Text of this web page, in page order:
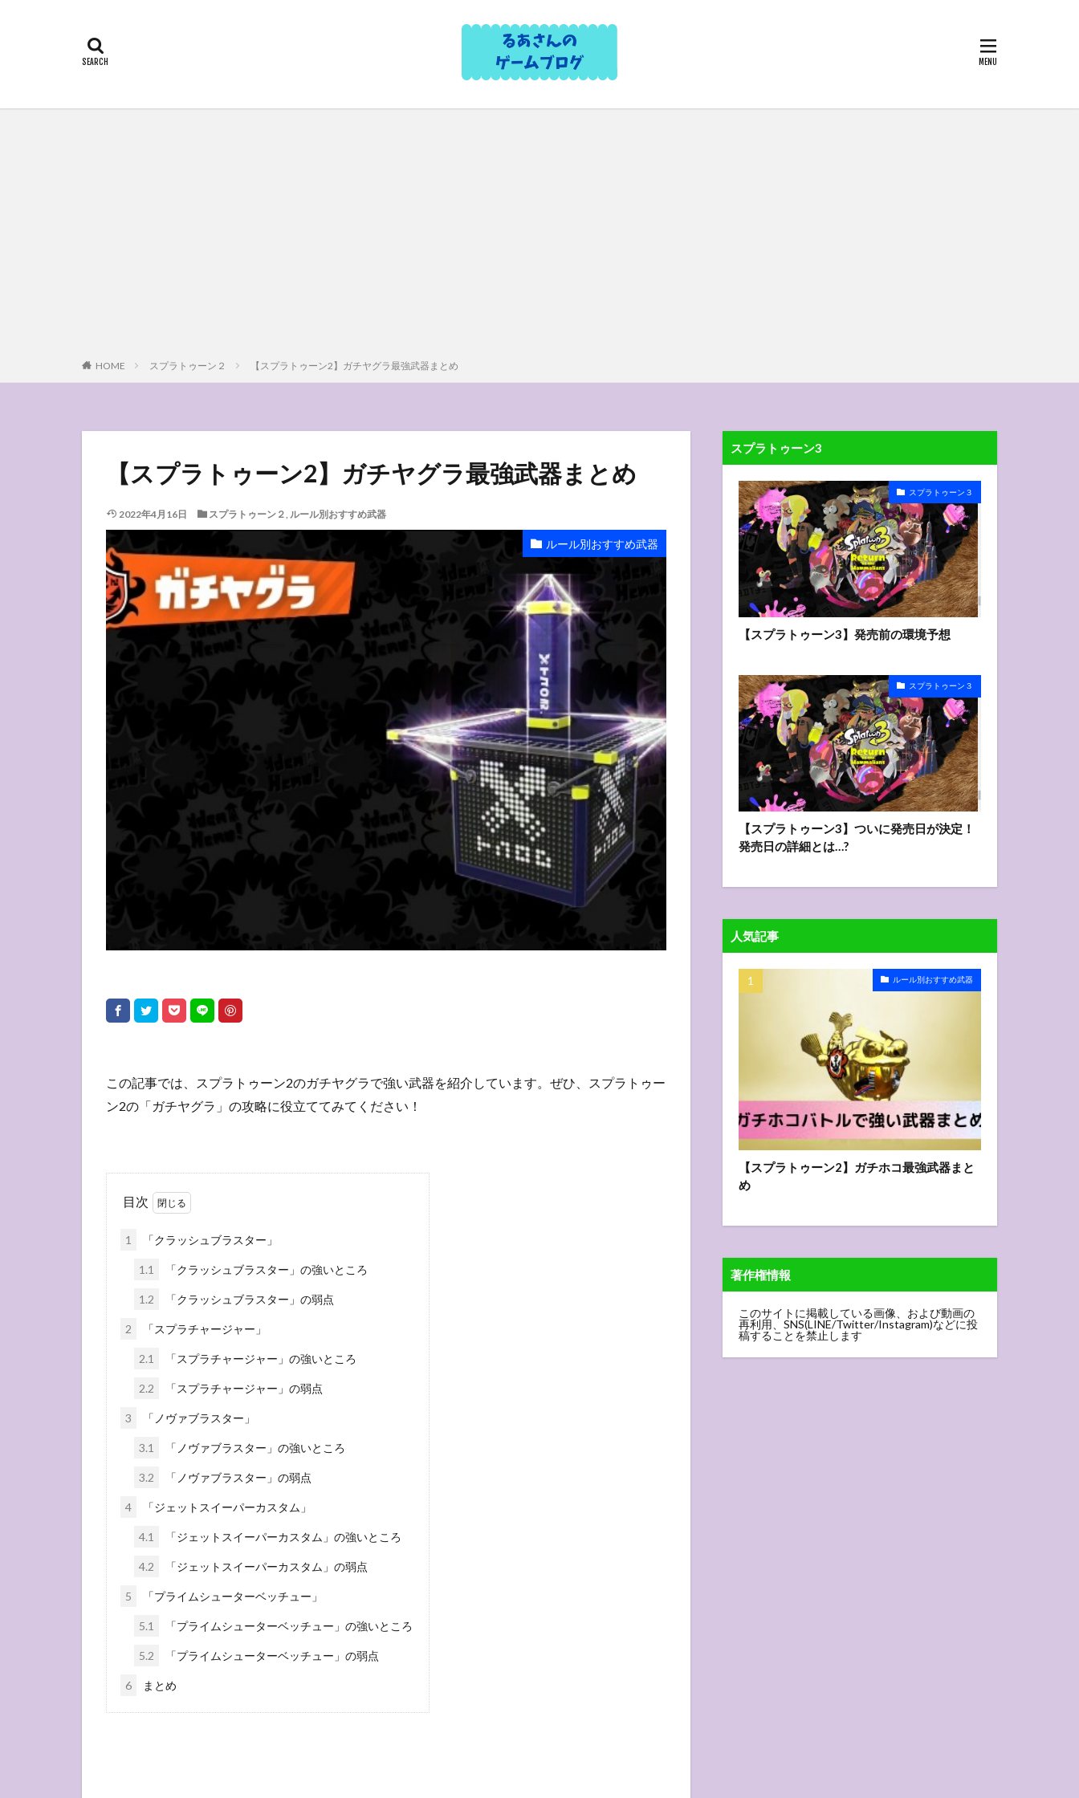
HOME スプラトゥーン２ 【スプラトゥーン2】ガチヤグラ最強武器まとめ
【スプラトゥーン2】ガチヤグラ最強武器まとめ
2022年4月16日 スプラトゥーン２, ルール別おすすめ武器
ルール別おすすめ武器
この記事では、スプラトゥーン2のガチヤグラで強い武器を紹介しています。ぜひ、スプラトゥー
ン2の「ガチヤグラ」の攻略に役立ててみてください！
目次
1 「クラッシュブラスター」
1.1 「クラッシュブラスター」の強いところ
1.2 「クラッシュブラスター」の弱点
2 「スプラチャージャー」
2.1 「スプラチャージャー」の強いところ
2.2 「スプラチャージャー」の弱点
3 「ノヴァブラスター」
3.1 「ノヴァブラスター」の強いところ
3.2 「ノヴァブラスター」の弱点
4 「ジェットスイーパーカスタム」
4.1 「ジェットスイーパーカスタム」の強いところ
4.2 「ジェットスイーパーカスタム」の弱点
5 「プライムシューターベッチュー」
5.1 「プライムシューターベッチュー」の強いところ
5.2 「プライムシューターベッチュー」の弱点
6 まとめ
スプラトゥーン3
スプラトゥーン３
【スプラトゥーン3】発売前の環境予想
スプラトゥーン３
【スプラトゥーン3】ついに発売日が決定！
発売日の詳細とは…?
人気記事
ルール別おすすめ武器
【スプラトゥーン2】ガチホコ最強武器まと
め
著作権情報
このサイトに掲載している画像、および動画の
再利用、SNS(LINE/Twitter/Instagram)などに投
稿することを禁止します